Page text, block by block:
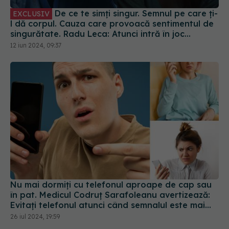
EXCLUSIV
l dă corpul. Cauza care provoacă sentimentul de
singurătate. Radu Leca: Atunci intră în joc
singurătatea
12 iun 2024, 09:37
Nu mai dormiți cu telefonul aproape de cap sau
în pat. Medicul Codruț Sarafoleanu avertizează:
Evitați telefonul atunci când semnalul este mai
slab
26 iul 2024, 19:59